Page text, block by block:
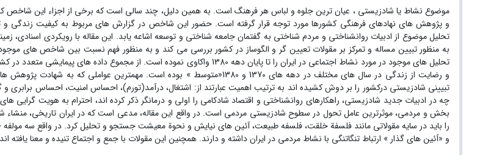
موضوع نشاط یا شادزیستی ، عیان ترین جلوه و لباس هر فرهنگ است. به همین دلیل، چند سالی است که برخی از اجزاء این شاخص
و پژوهش های نهادهای فرهنگی کشورها مورد توجه قرار گرفته است. حضور این شاخص در گزارش های مربوط به کیفیت زندگی
تحلیل موضوع از ادبیات روانشناختی و مردم شناختی به گفتمان جامعه شناختی و توسعه اشاعه یابد. این مقاله با رویکردی اسنادی،
به منظور تبیین مساله و تمرکز بر مقولات تعیین گر و الگوساز در کشور بررسی می کند و به منظور فهم نسبت بین شاخص های
تحلیل های موجود در مورد نشاط اجتماعی در ایران را تا پایان دهه 1380 واکاوی نموده است. از مجموع
و رضایت از زندگی در سال های مختلف در دهه های 1370 و 1380«متوسط » بوده است. مهمترین عواملی
تبیینی شادزیستی درکشور را بر دوش کشیده اند به ترتیب اهمیت عبارتند از: اشتغال، درآمد(تورم)، احساس امنیت، احساس
چه در ادبیات جدید شادزیستی، راهکارهای روانشناختی و اقتصاد شادکامی را اولی و درمانگر ذکر کرده اند، احترام به هویت
بخش و مردمی، موثرترین عامل تحول در سطوح شادزیستی مردمی است. در واقع این مقاله، مدعی است که در ایران تاریخی، منشاء
را باید در سایه مقولاتی مانند فلسفة خلقت، فلسفه طبیعت، آئین های نیایش و نحوة معیشت جستجو و تحلیل کرد. در واقع سه
و «آئین های گذار » ارتباط تنگاتنگی با نشاط مردمی در ایران داشته و دارند. همچنین این مقولات با جمع و اجتماع تنیده و معنا ی‏افته